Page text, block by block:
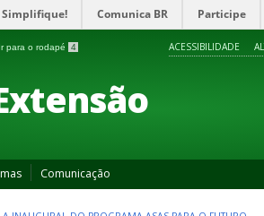
Simplifique! Comunica BR Participe
Ir para o rodapé 4 ACESSIBILIDADE
Comunicação